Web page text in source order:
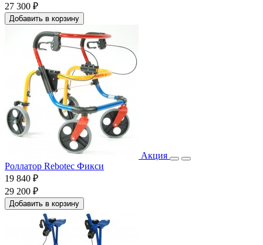
27 300 ₽
Добавить в корзину
Акция
Роллатор Rebotec Фикси
19 840 ₽
29 200 ₽
Добавить в корзину